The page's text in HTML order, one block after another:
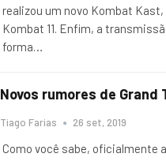
realizou um novo Kombat
Kombat 11. Enfim, a
forma…
Novos rumores de
Tiago Farias 26 set, 2019
Como você sabe, oficialmente